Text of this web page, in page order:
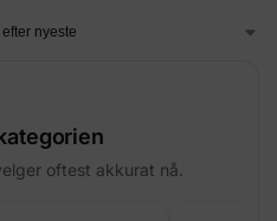
oftest akkurat nå.